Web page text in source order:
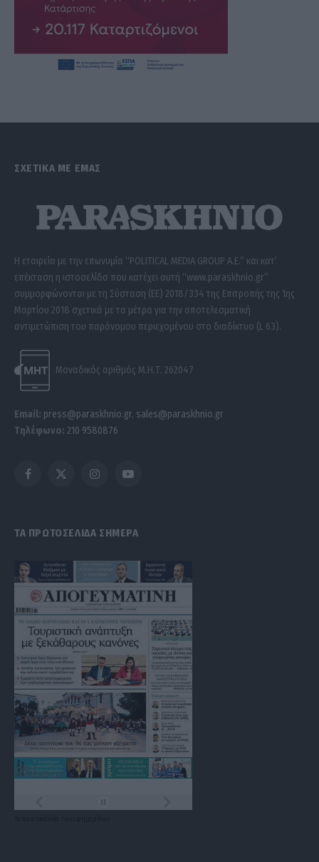
ΣΧΕΤΙΚΑ ΜΕ ΕΜΑΣ
Η εταιρεία με την επωνυμία “POLITICAL MEDIA GROUP A.E.” και κατ’
επέκταση η ιστοσελίδα που κατέχει αυτή “www.paraskhnio.gr”
συμμορφώνονται με τη Σύσταση (ΕΕ) 2018/334 της Επιτροπής της 1ης
Μαρτίου 2018 σχετικά με τα μέτρα για την αποτελεσματική
αντιμετώπιση του παράνομου περιεχομένου στο διαδίκτυο (L 63).
Μοναδικός αριθμός Μ.Η.Τ. 262047
Email: press@paraskhnio.gr, sales@paraskhnio.gr
Τηλέφωνο: 210 9580876
Facebook
X
InstagramYouTube
ΤΑ ΠΡΩΤΟΣΕΛΙΔΑ ΣΗΜΕΡΑ